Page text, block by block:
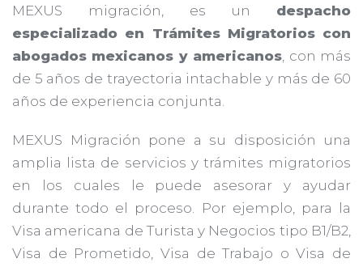
MEXUS migración, es un despacho
especializado en Trámites Migratorios con
abogados mexicanos y americanos, con más
de 5 años de trayectoria intachable y más de 60
años de experiencia conjunta.
MEXUS Migración pone a su disposición una
amplia lista de servicios y trámites migratorios
en los cuales le puede asesorar y ayudar
durante todo el proceso. Por ejemplo, para la
Visa americana de Turista y Negocios tipo B1/B2,
Visa de Prometido, Visa de Trabajo o Visa de